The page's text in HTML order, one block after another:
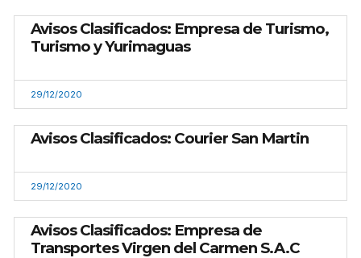
Avisos Clasificados: Empresa de Turismo,
Turismo y Yurimaguas
29/12/2020
Avisos Clasificados: Courier San Martin
29/12/2020
Avisos Clasificados: Empresa de
Transportes Virgen del Carmen S.A.C